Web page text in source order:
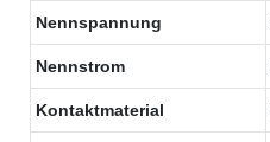
Nennspannung
Nennstrom
Kontaktmaterial